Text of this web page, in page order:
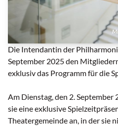
Die Intendantin der
September 2025 den
exklusiv das Programm für die
Am Dienstag, den 2.
sie eine exklusive
Theatergemeinde an, in der sie